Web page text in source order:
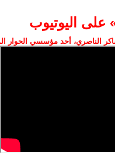
على اليوتيوب
الناصري، أحد مؤسسي الحوار